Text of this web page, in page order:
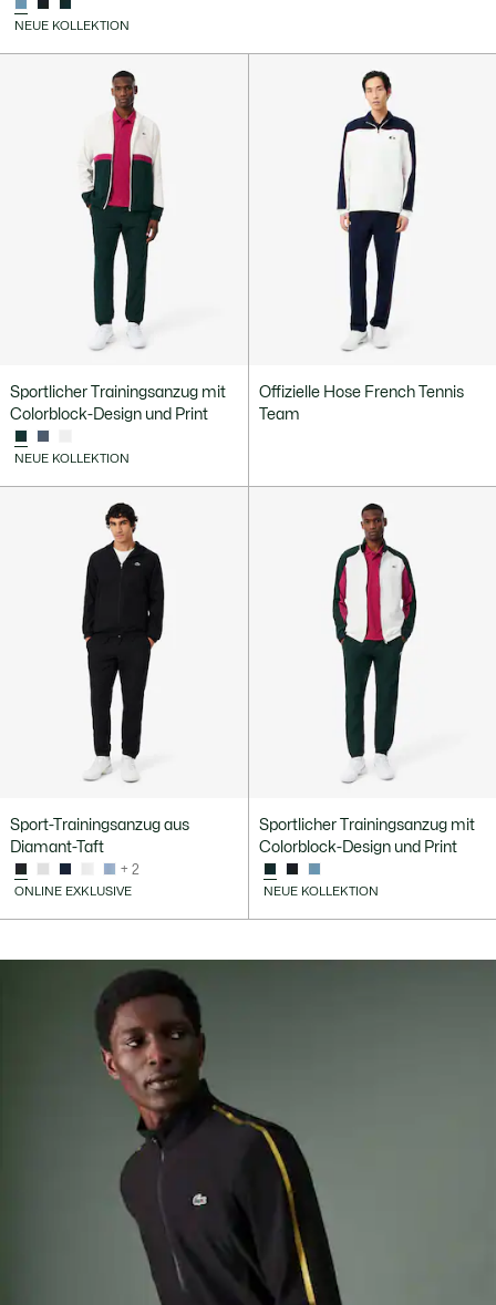
NEUE KOLLEKTION
Sportlicher Trainingsanzug mit
Colorblock-Design und Print
NEUE KOLLEKTION
Offizielle Hose French Tennis
Team
Sport-Trainingsanzug aus
Diamant-Taft
+ 2
ONLINE EXKLUSIVE
Sportlicher Trainingsanzug mit
Colorblock-Design und Print
NEUE KOLLEKTION